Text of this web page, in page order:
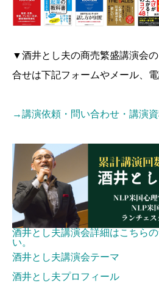
▼酒井とし夫の商売繁盛講演会
合せは下記フォームやメール、
→講演依頼・問い合わせ・講演
酒井とし夫講演会詳細はこちら
い。
酒井とし夫講演会テーマ
酒井とし夫プロフィール